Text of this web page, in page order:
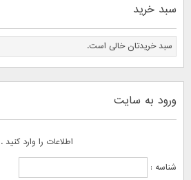
سبد خرید
سبد خریدتان خالی است.
ورود به سایت
اطلاعات را وارد کنید .
شناسه :